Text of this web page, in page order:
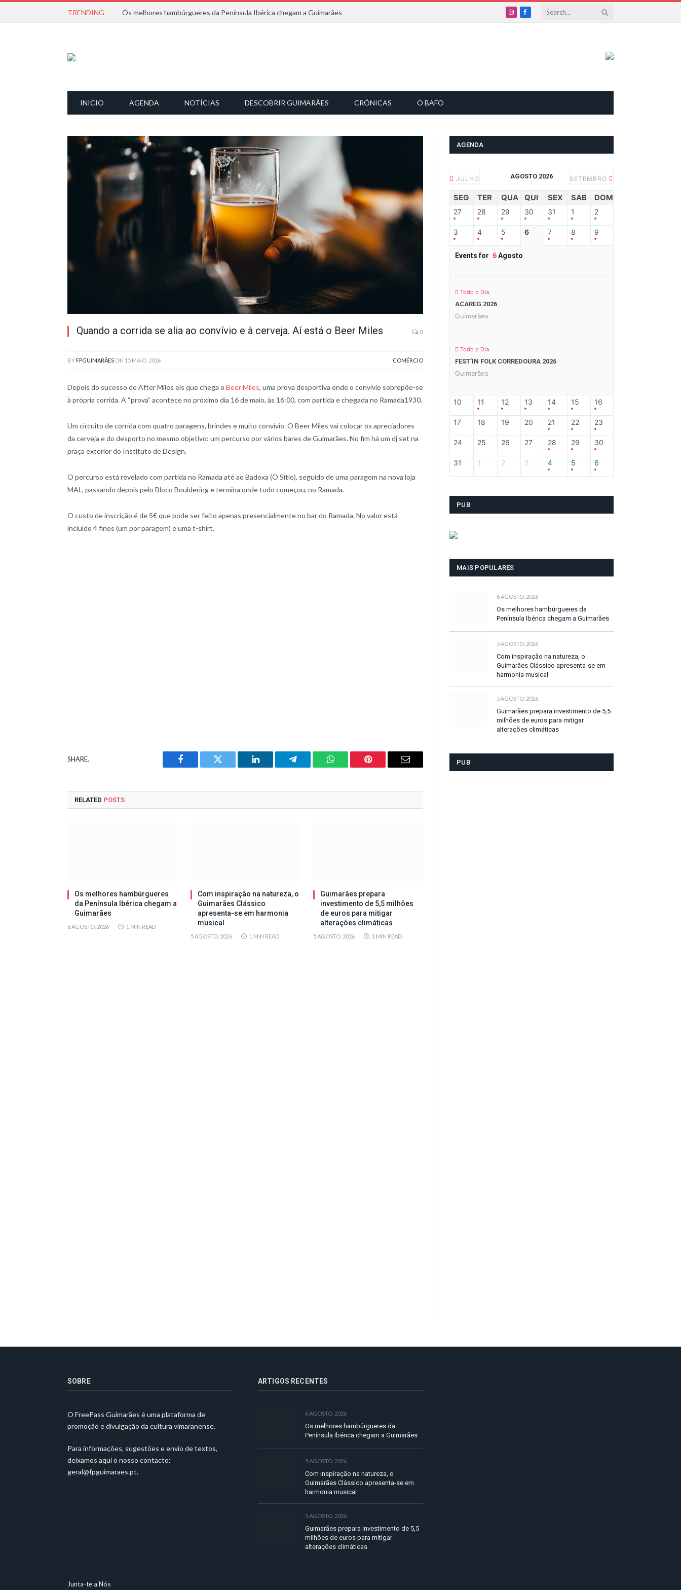
TRENDING Os melhores hambúrgueres da Península Ibérica chegam a Guimarães
InstagramFacebook
INICIO AGENDA NOTÍCIAS DESCOBRIR GUIMARÃES CRÓNICAS O BAFO
Quando a corrida se alia ao convívio e à cerveja. Aí está o Beer Miles 0
BY FPGUIMARÃES ON 15 MAIO, 2026 COMÉRCIO
Depois do sucesso de After Miles eis que chega o Beer Miles, uma prova desportiva onde o convívio sobrepõe-se
à própria corrida. A “prova” acontece no próximo dia 16 de maio, às 16:00, com partida e chegada no Ramada1930.
Um circuito de corrida com quatro paragens, brindes e muito convívio. O Beer Miles vai colocar os apreciadores
da cerveja e do desporto no mesmo objetivo: um percurso por vários bares de Guimarães. No fim há um dj set na
praça exterior do Instituto de Design.
O percurso está revelado com partida no Ramada até ao Badoxa (O Sítio), seguido de uma paragem na nova loja
MAL, passando depois pelo Bloco Bouldering e termina onde tudo começou, no Ramada.
O custo de inscrição é de 5€ que pode ser feito apenas presencialmente no bar do Ramada. No valor está
incluído 4 finos (um por paragem) e uma t-shirt.
SHARE.
Facebook Twitter LinkedIn Telegram WhatsAppPinterest Email
RELATED POSTS
Os melhores hambúrgueres
da Península Ibérica chegam a
Guimarães
6 AGOSTO, 2026 1 MIN READ
Com inspiração na natureza, o
Guimarães Clássico
apresenta-se em harmonia
musical
5 AGOSTO, 2026 1 MIN READ
Guimarães prepara
investimento de 5,5 milhões
de euros para mitigar
alterações climáticas
5 AGOSTO, 2026 1 MIN READ
AGENDA
JULHO AGOSTO 2026 SETEMBRO
SEG TER QUA QUI SEX SAB DOM
27 28 29 30 31 1 2
3 4 5 6 7 8 9
Events for 6Agosto
Todo o Dia
ACAREG 2026
Guimarães
Todo o Dia
FEST’IN FOLK CORREDOURA 2026
Guimarães
10 11 12 13 14 15 16
17 18 19 20 21 22 23
24 25 26 27 28 29 30
31 1 2 3 4 5 6
PUB
MAIS POPULARES
6 AGOSTO, 2026
Os melhores hambúrgueres da
Península Ibérica chegam a Guimarães
5 AGOSTO, 2026
Com inspiração na natureza, o
Guimarães Clássico apresenta-se em
harmonia musical
5 AGOSTO, 2026
Guimarães prepara investimento de 5,5
milhões de euros para mitigar
alterações climáticas
PUB
SOBRE
O FreePass Guimarães é uma plataforma de
promoção e divulgação da cultura vimaranense.
Para informações, sugestões e envio de textos,
deixamos aqui o nosso contacto:
geral@fpguimaraes.pt.
ARTIGOS RECENTES
6 AGOSTO, 2026
Os melhores hambúrgueres da
Península Ibérica chegam a Guimarães
5 AGOSTO, 2026
Com inspiração na natureza, o
Guimarães Clássico apresenta-se em
harmonia musical
5 AGOSTO, 2026
Guimarães prepara investimento de 5,5
milhões de euros para mitigar
alterações climáticas
Junta-te a Nós